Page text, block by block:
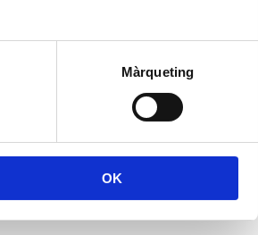
Màrqueting
OK